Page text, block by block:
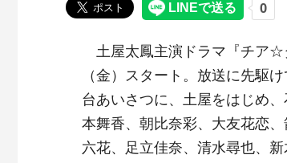
土屋太鳳主演ドラマ『チア☆
（金）スタート。放送に先駆
台あいさつに、土屋をはじめ
本舞香、朝比奈彩、大友花恋
六花、足立佳奈、清水尋也、